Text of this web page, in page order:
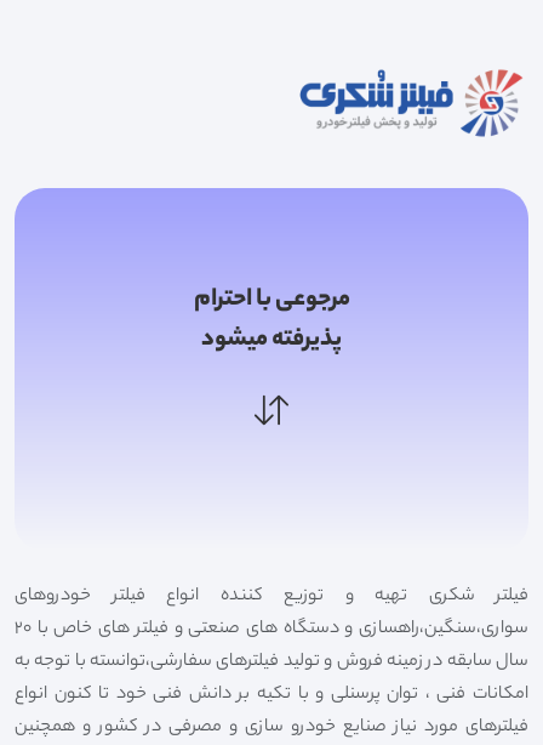
مرجوعی با احترام
پذیرفته میشود
فیلتر شکری تهیه و توزیع کننده انواع فیلتر خودروهای
سواری،سنگین،راهسازی و دستگاه های صنعتی و فیلتر های خاص با 20
سال سابقه در زمینه فروش و تولید فیلترهای سفارشی،توانسته با توجه به
امکانات فنی ، توان پرسنلی و با تکیه بر دانش فنی خود تا کنون انواع
فیلترهای مورد نیاز صنایع خودرو سازی و مصرفی در کشور و همچنین